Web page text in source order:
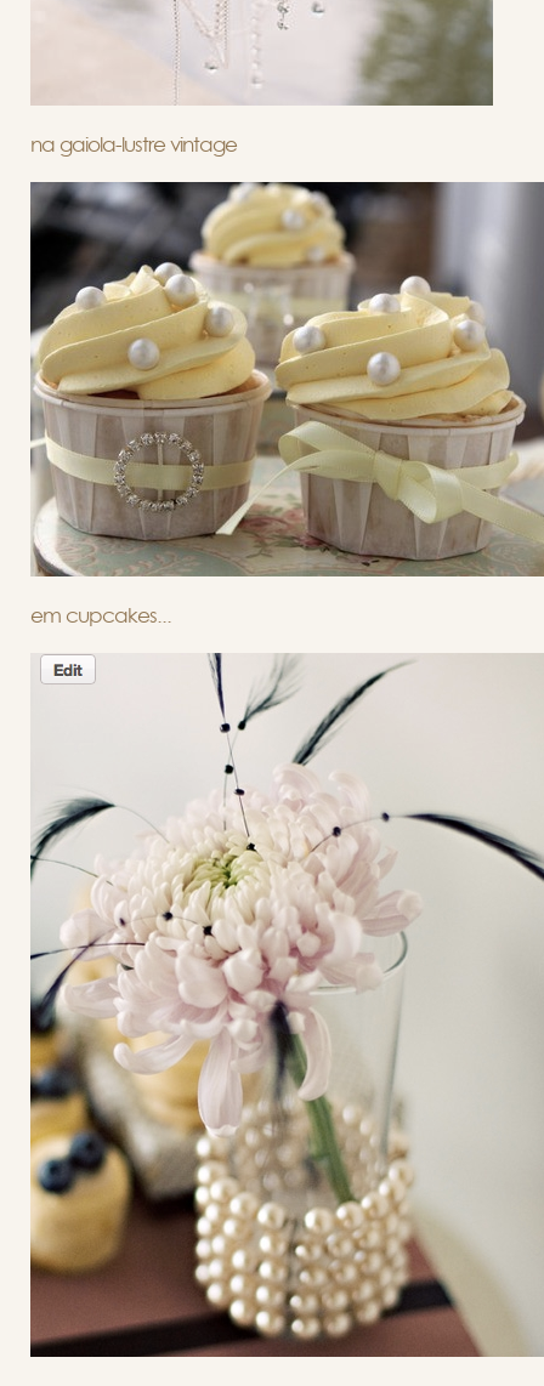
na gaiola-lustre vintage
em cupcakes...